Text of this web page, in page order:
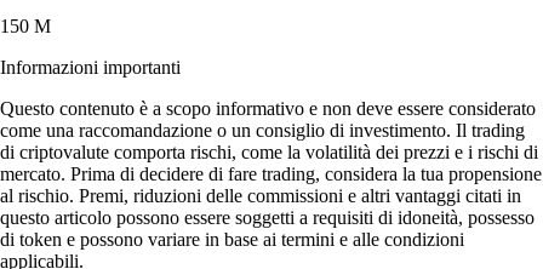
150 M
Informazioni importanti
Questo contenuto è a scopo informativo e non deve essere considerato
come una raccomandazione o un consiglio di investimento. Il trading
di criptovalute comporta rischi, come la volatilità dei prezzi e i rischi di
mercato. Prima di decidere di fare trading, considera la tua propensione
al rischio. Premi, riduzioni delle commissioni e altri vantaggi citati in
questo articolo possono essere soggetti a requisiti di idoneità, possesso
di token e possono variare in base ai termini e alle condizioni
applicabili.